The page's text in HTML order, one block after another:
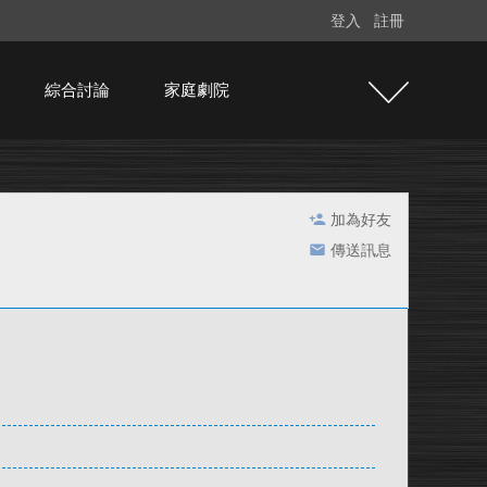
登入 註冊
綜合討論 家庭劇院
加為好友
傳送訊息